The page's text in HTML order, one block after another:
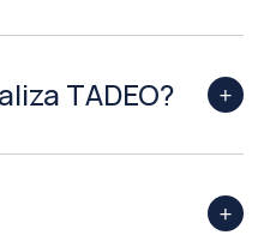
TADEO?